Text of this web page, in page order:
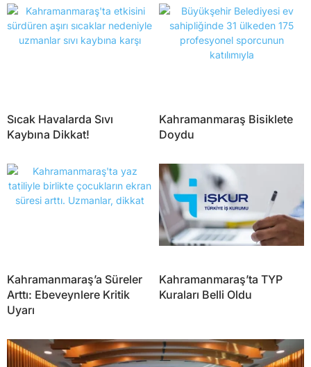
Sıcak Havalarda Sıvı
Kaybına Dikkat!
Kahramanmaraş Bisiklete
Doydu
Kahramanmaraş’a Süreler
Arttı: Ebeveynlere Kritik
Uyarı
Kahramanmaraş’ta TYP
Kuraları Belli Oldu